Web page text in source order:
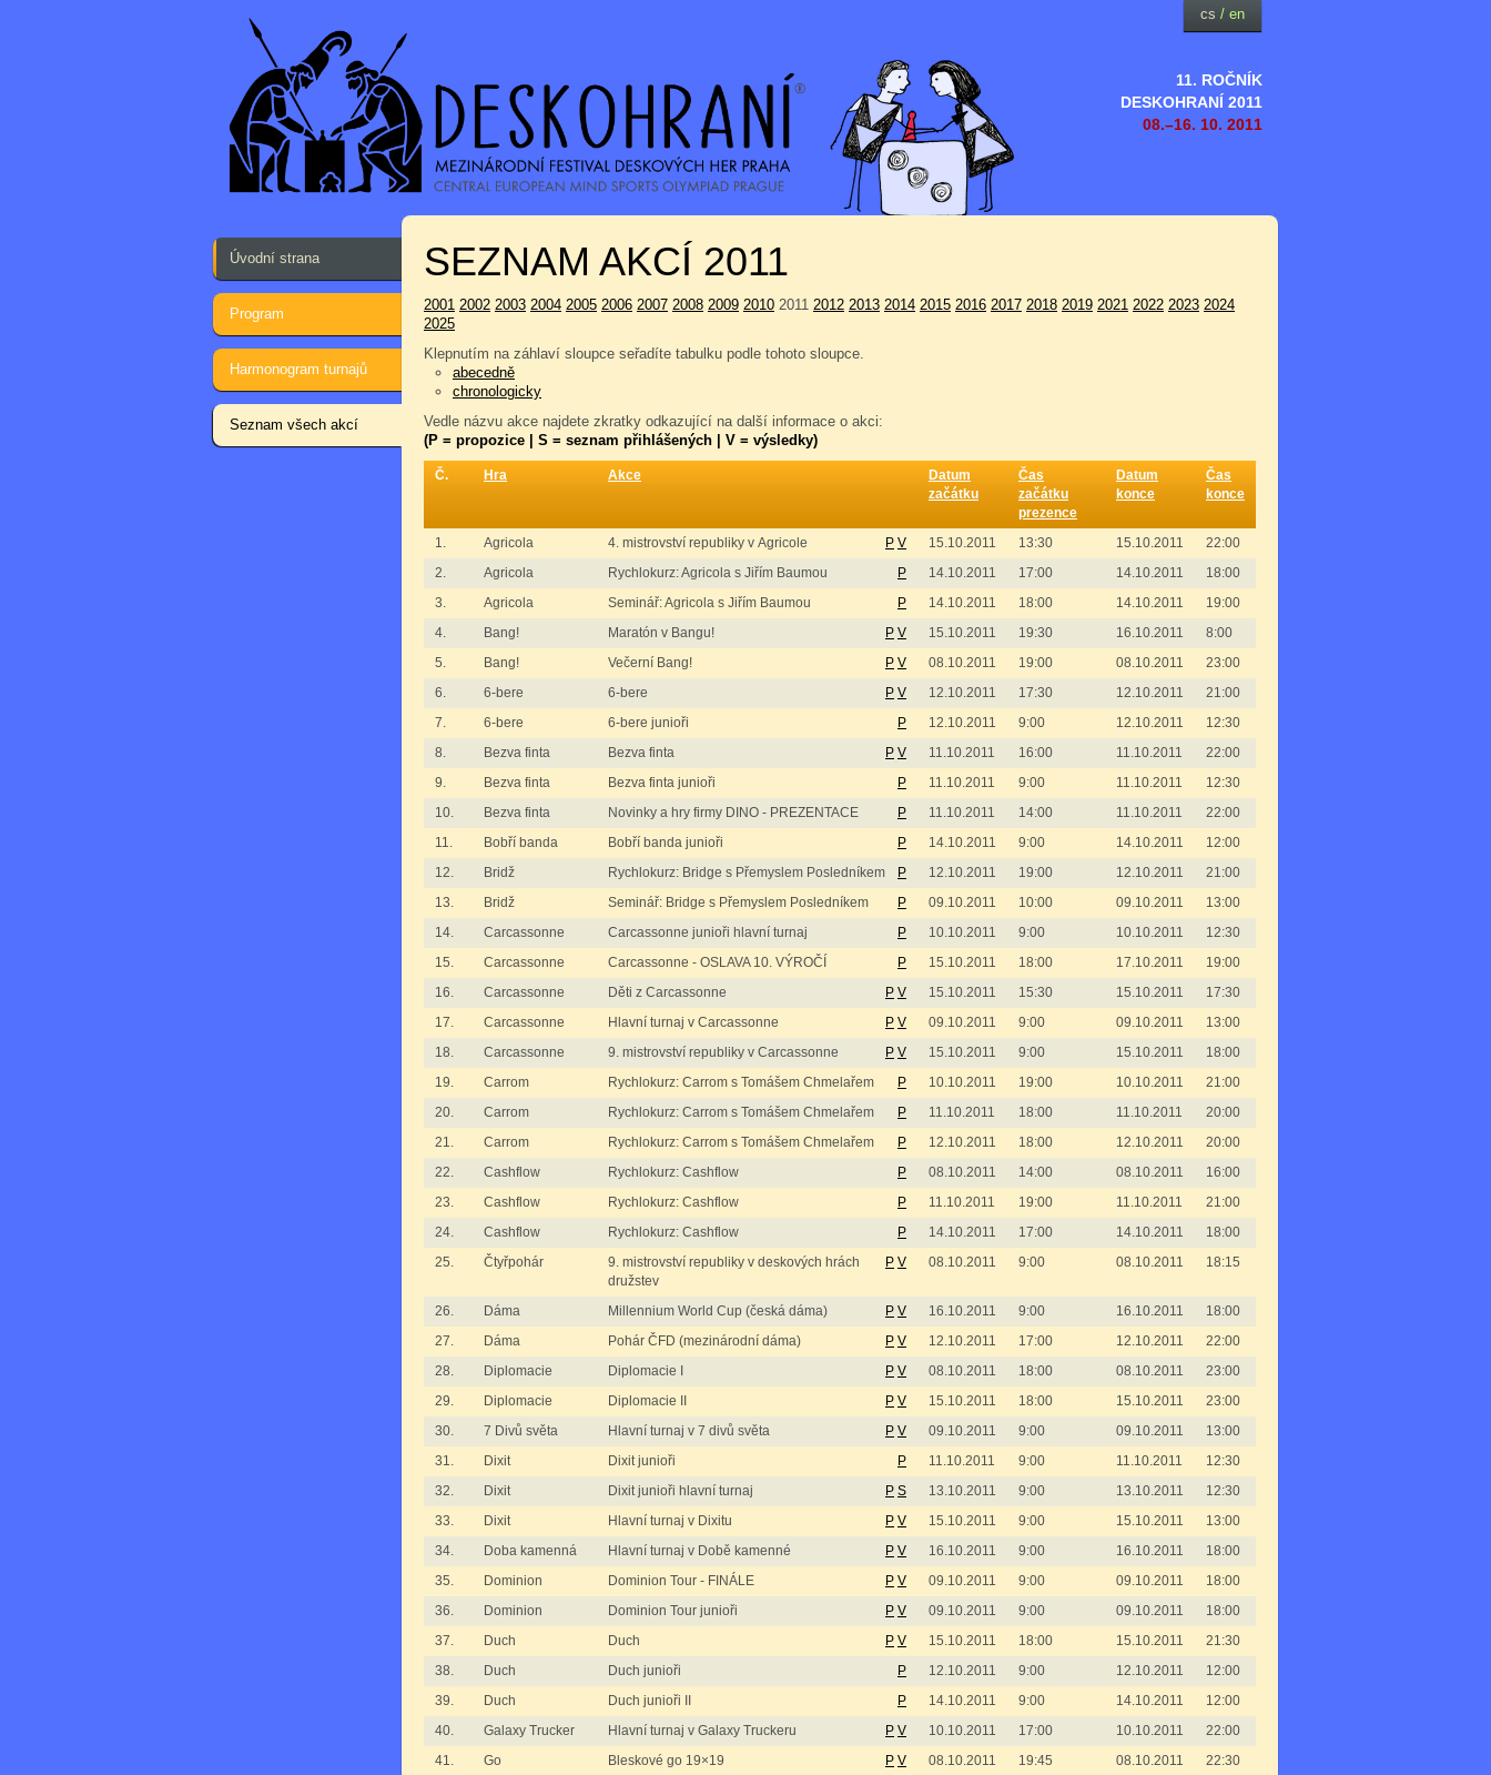
11. ROČNÍK
DESKOHRANÍ 2011
08.–16. 10. 2011
cs / en
Úvodní strana
Program
Harmonogram turnajů
Seznam všech akcí
SEZNAM AKCÍ 2011
2001 2002 2003 2004 2005 2006 2007 2008 2009 2010 2011 2012 2013 2014 2015 2016 2017 2018 2019 2021 2022 2023 2024
2025
Klepnutím na záhlaví sloupce seřadíte tabulku podle tohoto sloupce.
abecedně
chronologicky
Vedle názvu akce najdete zkratky odkazující na další informace o akci:
(P = propozice | S = seznam přihlášených | V = výsledky)
Č. Hra Akce
Datum
začátku
Čas
začátku
prezence
Datum
konce
Čas
konce
1. Agricola 4. mistrovství republiky v Agricole P V 15.10.2011 13:30 15.10.2011
22:00
2.
Agricola Rychlokurz: Agricola s Jiřím Baumou P 14.10.2011 17:00 14.10.2011
18:00
3.
Agricola Seminář: Agricola s Jiřím Baumou P 14.10.2011 18:00 14.10.2011
19:00
4.
Bang! Maratón v Bangu! P V 15.10.2011 19:30 16.10.2011
8:00
5.
Bang! Večerní Bang! P V 08.10.2011 19:00 08.10.2011
23:00
6.
6-bere 6-bere P V 12.10.2011 17:30 12.10.2011
21:00
7.
6-bere 6-bere junioři P 12.10.2011 9:00 12.10.2011
12:30
8.
Bezva finta Bezva finta P V 11.10.2011 16:00 11.10.2011
22:00
9.
Bezva finta Bezva finta junioři P 11.10.2011 9:00 11.10.2011
12:30
10.
Bezva finta Novinky a hry firmy DINO - PREZENTACE P 11.10.2011 14:00 11.10.2011
22:00
11.
Bobří banda Bobří banda junioři P 14.10.2011 9:00 14.10.2011
12:00
12.
Bridž Rychlokurz: Bridge s Přemyslem Posledníkem P 12.10.2011 19:00 12.10.2011
21:00
13.
Bridž Seminář: Bridge s Přemyslem Posledníkem P 09.10.2011 10:00 09.10.2011
13:00
14.
Carcassonne Carcassonne junioři hlavní turnaj P 10.10.2011 9:00 10.10.2011
12:30
15.
Carcassonne Carcassonne - OSLAVA 10. VÝROČÍ P 15.10.2011 18:00 17.10.2011
19:00
16.
Carcassonne Děti z Carcassonne P V 15.10.2011 15:30 15.10.2011
17:30
17.
Carcassonne Hlavní turnaj v Carcassonne P V 09.10.2011 9:00 09.10.2011
13:00
18.
Carcassonne 9. mistrovství republiky v Carcassonne P V 15.10.2011 9:00 15.10.2011
18:00
19.
Carrom Rychlokurz: Carrom s Tomášem Chmelařem P 10.10.2011 19:00 10.10.2011
21:00
20.
Carrom Rychlokurz: Carrom s Tomášem Chmelařem P 11.10.2011 18:00 11.10.2011
20:00
21.
Carrom Rychlokurz: Carrom s Tomášem Chmelařem P 12.10.2011 18:00 12.10.2011
20:00
22.
Cashflow Rychlokurz: Cashflow P 08.10.2011 14:00 08.10.2011
16:00
23.
Cashflow Rychlokurz: Cashflow P 11.10.2011 19:00 11.10.2011
21:00
24.
Cashflow Rychlokurz: Cashflow P 14.10.2011 17:00 14.10.2011
18:00
25.
Čtyřpohár
9. mistrovství republiky v deskových hrách
družstev
P V 08.10.2011 9:00 08.10.2011 18:15
26. Dáma Millennium World Cup (česká dáma) P V 16.10.2011 9:00 16.10.2011
18:00
27.
Dáma Pohár ČFD (mezinárodní dáma) P V 12.10.2011 17:00 12.10.2011
22:00
28.
Diplomacie Diplomacie I P V 08.10.2011 18:00 08.10.2011
23:00
29.
Diplomacie Diplomacie II P V 15.10.2011 18:00 15.10.2011
23:00
30.
7 Divů světa Hlavní turnaj v 7 divů světa P V 09.10.2011 9:00 09.10.2011
13:00
31.
Dixit Dixit junioři P 11.10.2011 9:00 11.10.2011
12:30
32.
Dixit Dixit junioři hlavní turnaj P S 13.10.2011 9:00 13.10.2011
12:30
33.
Dixit Hlavní turnaj v Dixitu P V 15.10.2011 9:00 15.10.2011
13:00
34.
Doba kamenná Hlavní turnaj v Době kamenné P V 16.10.2011 9:00 16.10.2011
18:00
35.
Dominion Dominion Tour - FINÁLE P V 09.10.2011 9:00 09.10.2011
18:00
36.
Dominion Dominion Tour junioři P V 09.10.2011 9:00 09.10.2011
18:00
37.
Duch Duch P V 15.10.2011 18:00 15.10.2011
21:30
38.
Duch Duch junioři P 12.10.2011 9:00 12.10.2011
12:00
39.
Duch Duch junioři II P 14.10.2011 9:00 14.10.2011
12:00
40.
Galaxy Trucker Hlavní turnaj v Galaxy Truckeru P V 10.10.2011 17:00 10.10.2011
22:00
41.
Go Bleskové go 19×19 P V 08.10.2011 19:45 08.10.2011
22:30